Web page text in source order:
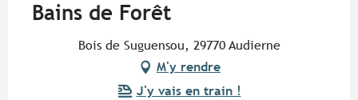
Bains de Forêt
Bois de Suguensou, 29770 Audierne
M'y rendre
J'y vais en train !